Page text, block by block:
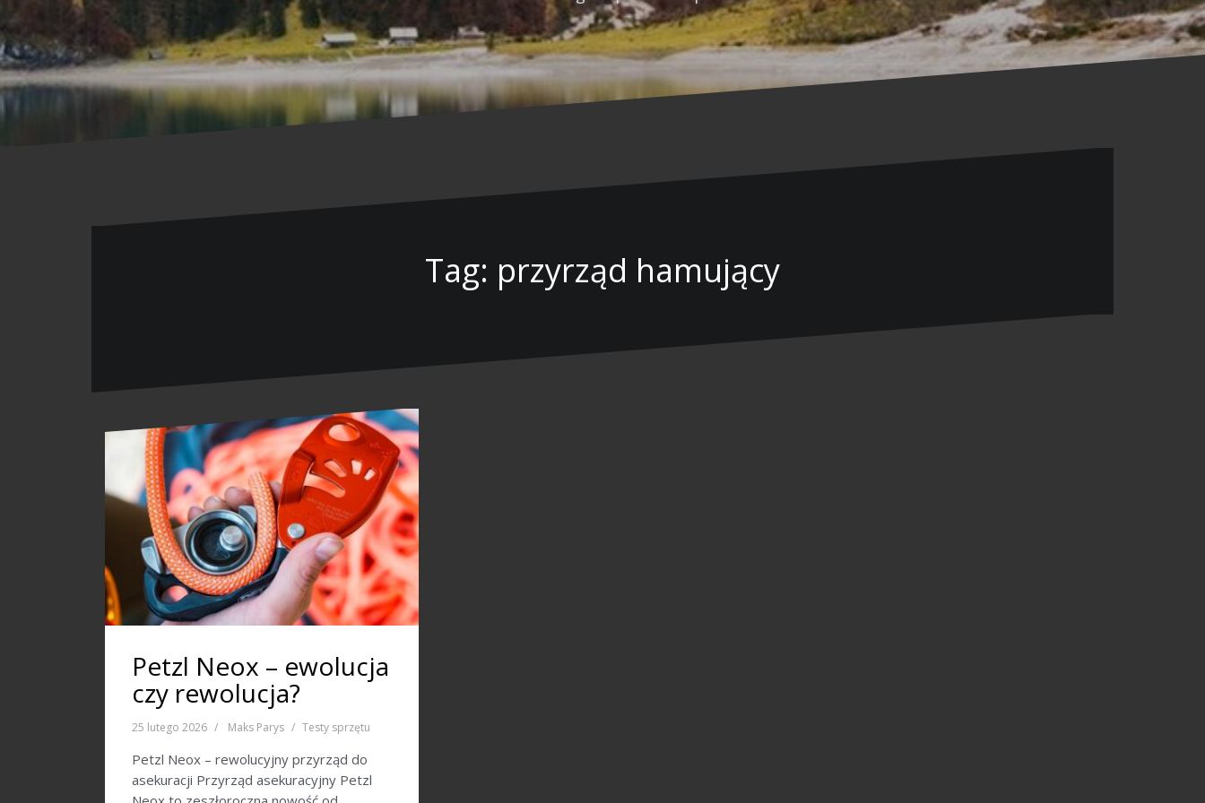
Tag: przyrząd hamujący
Petzl Neox – ewolucja
czy rewolucja?
25 lutego 2026 Maks Parys Testy sprzętu
Petzl Neox – rewolucyjny przyrząd do
asekuracji Przyrząd asekuracyjny Petzl